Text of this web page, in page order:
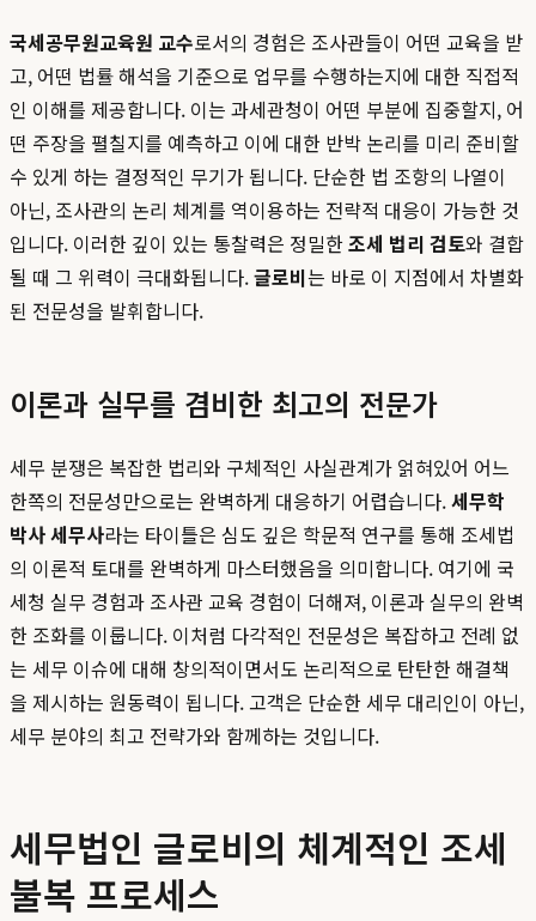
국세공무원교육원 교수로서의 경험은 조사관들이 어떤 교육을 받
고, 어떤 법률 해석을 기준으로 업무를 수행하는지에 대한 직접적
인 이해를 제공합니다. 이는 과세관청이 어떤 부분에 집중할지, 어
떤 주장을 펼칠지를 예측하고 이에 대한 반박 논리를 미리 준비할
수 있게 하는 결정적인 무기가 됩니다. 단순한 법 조항의 나열이
아닌, 조사관의 논리 체계를 역이용하는 전략적 대응이 가능한 것
입니다. 이러한 깊이 있는 통찰력은 정밀한조세 법리 검토와 결합
될 때 그 위력이 극대화됩니다.글로비는 바로 이 지점에서 차별화
된 전문성을 발휘합니다.
이론과 실무를 겸비한 최고의 전문가
세무 분쟁은 복잡한 법리와 구체적인 사실관계가 얽혀있어 어느
한쪽의 전문성만으로는 완벽하게 대응하기 어렵습니다.세무학
박사 세무사라는 타이틀은 심도 깊은 학문적 연구를 통해 조세법
의 이론적 토대를 완벽하게 마스터했음을 의미합니다. 여기에 국
세청 실무 경험과 조사관 교육 경험이 더해져, 이론과 실무의 완벽
한 조화를 이룹니다. 이처럼 다각적인 전문성은 복잡하고 전례 없
는 세무 이슈에 대해 창의적이면서도 논리적으로 탄탄한 해결책
을 제시하는 원동력이 됩니다. 고객은 단순한 세무 대리인이 아닌,
세무 분야의 최고 전략가와 함께하는 것입니다.
세무법인 글로비의 체계적인 조세
불복 프로세스